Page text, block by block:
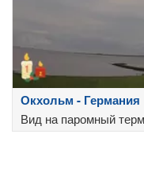
Окхольм - Германия
Вид на паромный